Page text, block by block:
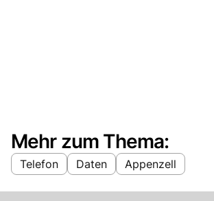
Mehr zum Thema:
Telefon Daten Appenzell